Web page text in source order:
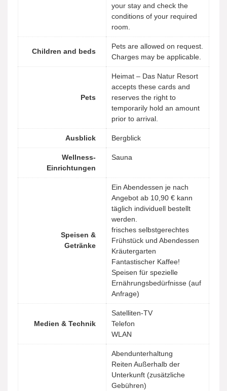
your stay and check the
conditions of your required
room.
Children and beds
Pets are allowed on request.
Charges may be applicable.
Pets
Heimat – Das Natur Resort
accepts these cards and
reserves the right to
temporarily hold an amount
prior to arrival.
Ausblick Bergblick
Wellness-
Einrichtungen
Sauna
Speisen &
Getränke
Ein Abendessen je nach
Angebot ab 10,90 € kann
täglich individuell bestellt
werden.
frisches selbstgerechtes
Frühstück und Abendessen
Kräutergarten
Fantastischer Kaffee!
Speisen für spezielle
Ernährungsbedürfnisse (auf
Anfrage)
Medien & Technik
Satelliten-TV
Telefon
WLAN
Abendunterhaltung
Reiten Außerhalb der
Unterkunft (zusätzliche
Gebühren)